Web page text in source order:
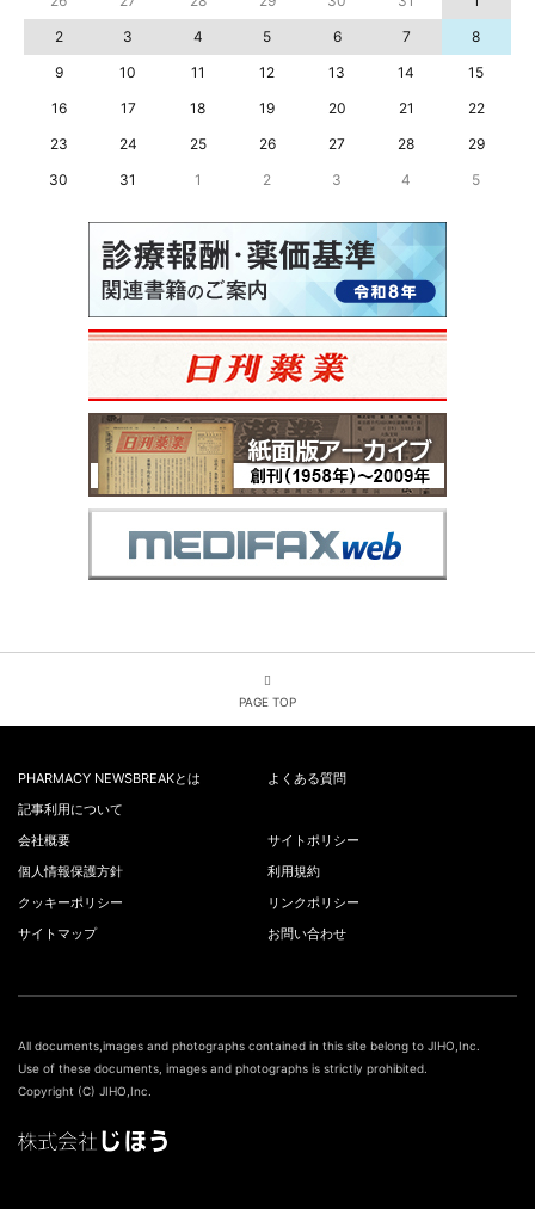
2
3 4 5 6 7
8
9
10 11 12 13 14
15
16
17 18 19 20 21
22
23
24 25 26 27 28
29
30
31 1 2 3 4 5
PAGE TOP
PHARMACY NEWSBREAKとは
よくある質問
記事利用について
会社概要
サイトポリシー
個人情報保護方針
利用規約
クッキーポリシー
リンクポリシー
サイトマップ
お問い合わせ
All documents,images and photographs contained in this site belong to JIHO,Inc.
Use of these documents, images and photographs is strictly prohibited.
Copyright (C) JIHO,Inc.